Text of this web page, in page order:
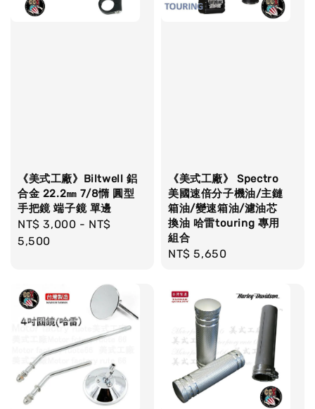
《美式工廠》Biltwell 鋁
合金 22.2㎜ 7/8憜 圓型
手把鏡 端子鏡 單邊
Regular
price
NT$ 3,000 - NT$
5,500
《美式工廠》 Spectro
美國速倍分子機油/主鏈
箱油/變速箱油/濾油芯
換油 哈雷touring 專用
組合
Regular
NT$ 5,650